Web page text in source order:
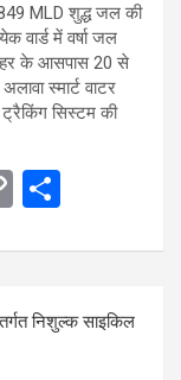
MLD शुद्ध जल की
वार्ड में वर्षा जल
शहर के आसपास 20 से
स्मार्ट वाटर
सिस्टम की
C
py
Li
n
ar
निशुल्क साइकिल